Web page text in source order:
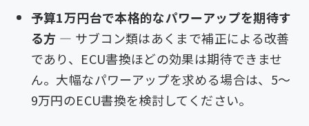
予算1万円台で本格的なパワーアップを期待す
る方 — サブコン類はあくまで補正による改善
であり、ECU書換ほどの効果は期待できませ
ん。大幅なパワーアップを求める場合は、5〜
9万円のECU書換を検討してください。